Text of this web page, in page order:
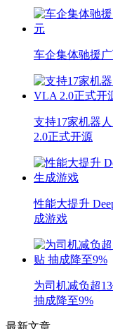
车企集体驰援
支持17家机器
2.0正式开源
性能大提升
成游戏
为司机减负超
抽成降至9%
最新文章